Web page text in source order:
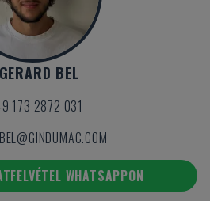
GERARD BEL
173 2872 031
WHATSAPPON